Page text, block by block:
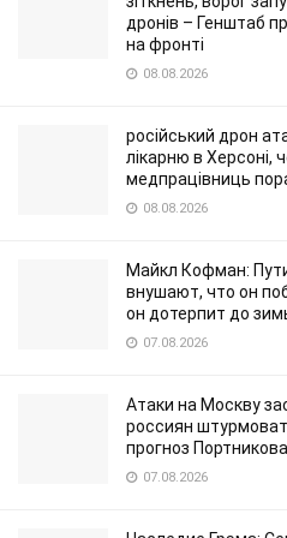
дронів – Генштаб
на фронті
08.08.2026
російський дрон
лікарню в Херсоні,
медпрацівниць
08.08.2026
Майкл Кофман:
внушают, что он
он дотерпит до
07.08.2026
Атаки на Москву
россиян
прогноз Портникова
07.08.2026